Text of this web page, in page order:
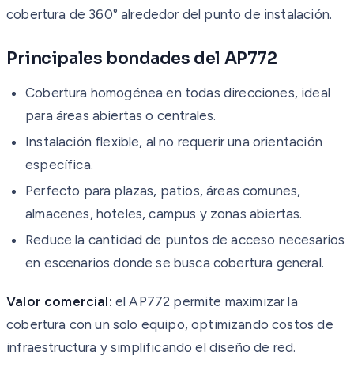
cobertura de 360° alrededor del punto de instalación.
Principales bondades del AP772
Cobertura homogénea en todas direcciones, ideal
para áreas abiertas o centrales.
Instalación flexible, al no requerir una orientación
específica.
Perfecto para plazas, patios, áreas comunes,
almacenes, hoteles, campus y zonas abiertas.
Reduce la cantidad de puntos de acceso necesarios
en escenarios donde se busca cobertura general.
Valor comercial: el AP772 permite maximizar la
cobertura con un solo equipo, optimizando costos de
infraestructura y simplificando el diseño de red.